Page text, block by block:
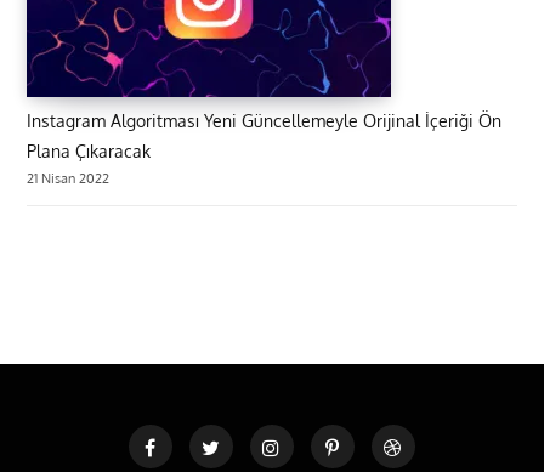
Instagram Algoritması Yeni Güncellemeyle Orijinal İçeriği Ön
Plana Çıkaracak
21 Nisan 2022